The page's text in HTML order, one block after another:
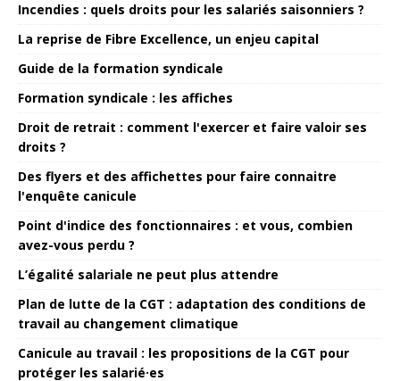
Incendies : quels droits pour les salariés saisonniers ?
La reprise de Fibre Excellence, un enjeu capital
Guide de la formation syndicale
Formation syndicale : les affiches
Droit de retrait : comment l'exercer et faire valoir ses
droits ?
Des flyers et des affichettes pour faire connaitre
l'enquête canicule
Point d'indice des fonctionnaires : et vous, combien
avez-vous perdu ?
L’égalité salariale ne peut plus attendre
Plan de lutte de la CGT : adaptation des conditions de
travail au changement climatique
Canicule au travail : les propositions de la CGT pour
protéger les salarié·es